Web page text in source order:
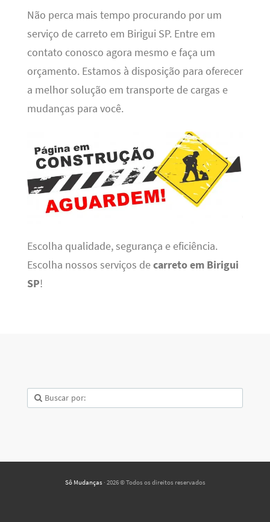
Não perca mais tempo procurando por um
serviço de carreto em Birigui SP. Entre em
contato conosco agora mesmo e faça um
orçamento. Estamos à disposição para oferecer
a melhor solução em transporte de cargas e
mudanças para você.
Escolha qualidade, segurança e eficiência.
Escolha nossos serviços decarreto em Birigui
SP!
Sô Mudanças· 2026 © Todos os direitos reservados